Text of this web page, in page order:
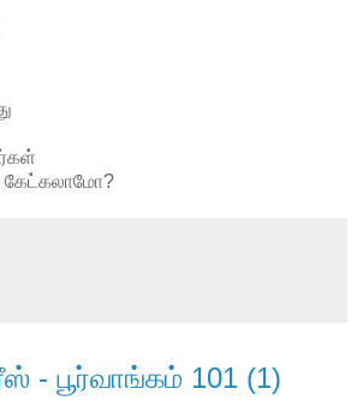
- பூர்வாங்கம் 101 (1)